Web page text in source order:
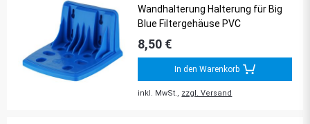
Wandhalterung Halterung für Big
Blue Filtergehäuse PVC
8,50 €
In den Warenkorb
inkl. MwSt., zzgl. Versand